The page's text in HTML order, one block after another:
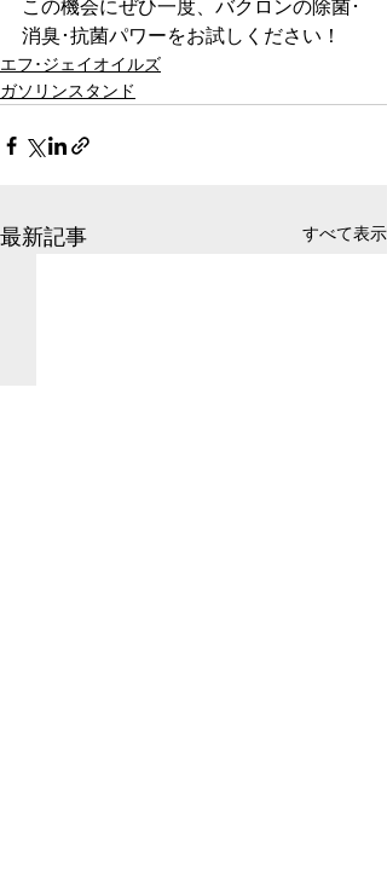
この機会にぜひ一度、バクロンの除菌･
消臭･抗菌パワーをお試しください！
エフ･ジェイオイルズ
ガソリンスタンド
最新記事 すべて表示